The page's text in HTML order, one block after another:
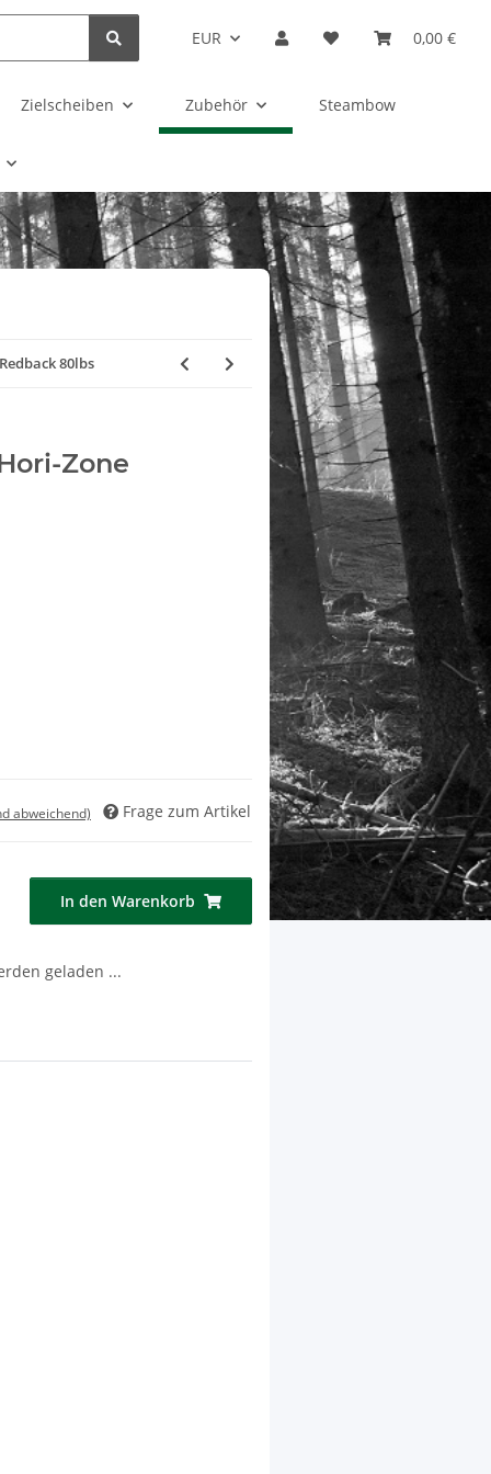
EUR 0,00 €
Zielscheiben Zubehör Steambow
80lbs
Zone
abweichend) Frage zum Artikel
In den Warenkorb
geladen ...